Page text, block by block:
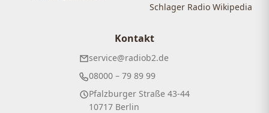
Schlager Radio Wikipedia
Kontakt
service@radiob2.de
08000 – 79 89 99
Pfalzburger Straße 43-44
10717 Berlin